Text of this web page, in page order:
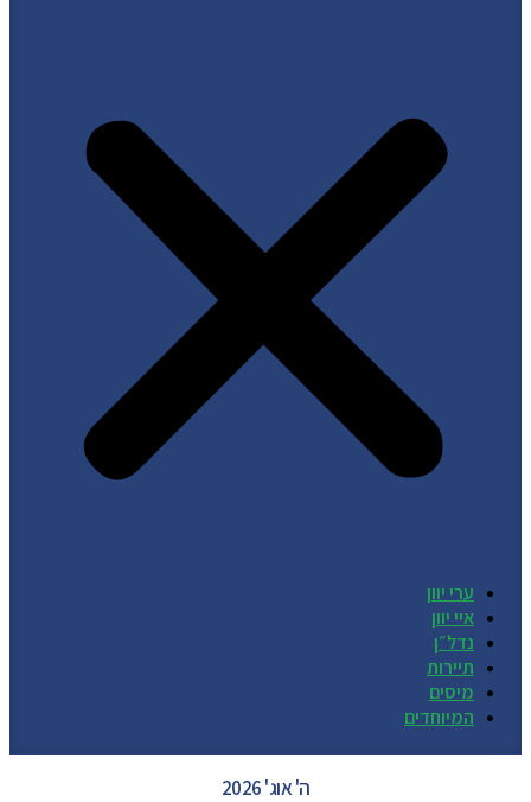
ערי יוון
איי יוון
נדל״ן
תיירות
מיסים
המיוחדים
ה' אוג' 2026